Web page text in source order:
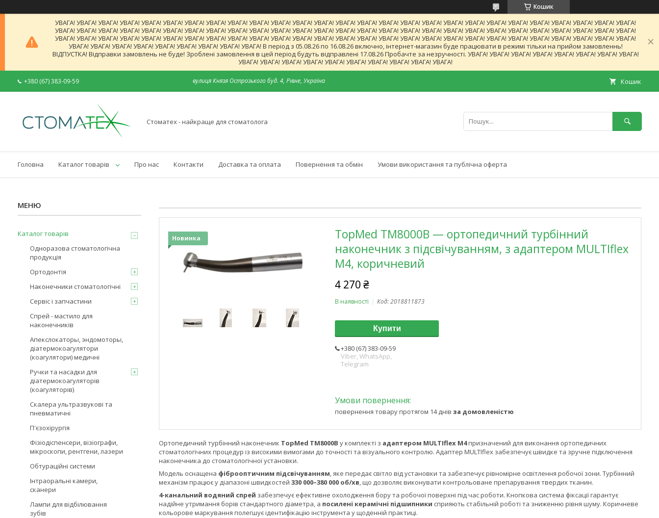
Кошик
УВАГА! УВАГА! УВАГА! УВАГА! УВАГА! УВАГА! УВАГА! УВАГА! УВАГА! УВАГА! УВАГА! УВАГА! УВАГА! УВАГА! УВАГА! УВАГА! УВАГА! УВАГА! УВАГА! УВАГА! УВАГА! УВАГА! УВАГА! УВАГА! УВАГА! УВАГА! УВАГА!
УВАГА! УВАГА! УВАГА! УВАГА! УВАГА! УВАГА! УВАГА! УВАГА! УВАГА! УВАГА! УВАГА! УВАГА! УВАГА! УВАГА! УВАГА! УВАГА! УВАГА! УВАГА! УВАГА! УВАГА! УВАГА! УВАГА! УВАГА! УВАГА! УВАГА! УВАГА! УВАГА!
УВАГА! УВАГА! УВАГА! УВАГА! УВАГА! УВАГА! УВАГА! УВАГА! УВАГА! УВАГА! УВАГА! УВАГА! УВАГА! УВАГА! УВАГА! УВАГА! УВАГА! УВАГА! УВАГА! УВАГА! УВАГА! УВАГА! УВАГА! УВАГА! УВАГА! УВАГА! УВАГА!
УВАГА! УВАГА! УВАГА! УВАГА! УВАГА! УВАГА! УВАГА! УВАГА! УВАГА! В період з 05.08.26 по 16.08.26 включно, інтернет-магазин буде працювати в режимі тільки на прийом замовленнь!
ВІДПУСТКА! Відправки замовлень не буде! Зроблені замовлення в цей період будуть відправлені 17.08.26 Пробачте за незручності. УВАГА! УВАГА! УВАГА! УВАГА! УВАГА! УВАГА! УВАГА! УВАГА!
УВАГА! УВАГА! УВАГА! УВАГА! УВАГА! УВАГА! УВАГА! УВАГА! УВАГА! УВАГА!
+380 (67) 383-09-59 вулиця Князя Острозького буд. 4, Рівне, Україна Кошик
Стоматех - найкраще для стоматолога
Головна Каталог товарів Про нас Контакти Доставка та оплата Повернення та обмін Умови використання та публічна оферта
Новинка
TopMed TM8000B — ортопедичний турбінний
наконечник з підсвічуванням, з адаптером MULTIflex
М4, коричневий
4 270 ₴
В наявності Код:2018811873
Купити
+380 (67) 383-09-59
Viber, WhatsApp,
Telegram
повернення товару протягом 14 днів за домовленістю
Ортопедичний турбінний наконечник TopMed TM8000B у комплекті з адаптером MULTIflex М4призначений для виконання ортопедичних
стоматологічних процедур із високими вимогами до точності та візуального контролю. Адаптер MULTIflex забезпечує швидке та зручне підключення
наконечника до стоматологічної установки.
Модель оснащена фіброоптичним підсвічуванням, яке передає світло від установки та забезпечує рівномірне освітлення робочої зони. Турбінний
механізм працює у діапазоні швидкостей 330 000–380 000 об/хв, що дозволяє виконувати контрольоване препарування твердих тканин.
4-канальний водяний спрей забезпечує ефективне охолодження бору та робочої поверхні під час роботи. Кнопкова система фіксації гарантує
надійне утримання борів стандартного діаметра, а посилені керамічні підшипники сприяють стабільній роботі та зниженню рівня шуму. Коричневе
кольорове маркування полегшує ідентифікацію інструмента у щоденній практиці.
Каталог товарів
Одноразова стоматологічна
продукція
Ортодонтія
Наконечники стоматологічні
Сервіс і запчастини
Спрей - мастило для
наконечників
Апекслокаторы, эндомоторы,
діатермокоагулятори
(коагулятори) медичні
Ручки та насадки для
діатермокоагуляторів
(коагуляторів)
Скалера ультразвукові та
пневматичні
П'єзохірургія
Фізіодіспенсери, візіографи,
мікроскопи, рентгени, лазери
Обтураційні системи
Інтраоральні камери,
сканери
Лампи для відбілювання
зубів